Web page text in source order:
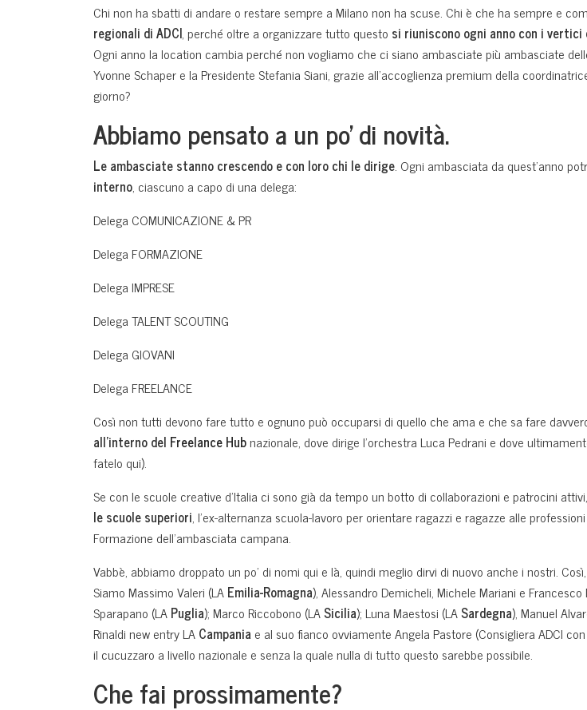
Chi non ha sbatti di andare o restare sempre a Milano non ha scuse. Chi è che ha sempre e
regionali di ADCI, perché oltre a organizzare tutto questo si riuniscono ogni anno con i
Ogni anno la location cambia perché non vogliamo che ci siano ambasciate più ambasciate
Yvonne Schaper e la Presidente Stefania Siani, grazie all’accoglienza premium della
giorno?
Abbiamo pensato a un po’ di novità.
Le ambasciate stanno crescendo e con loro chi le dirige. Ogni ambasciata da quest’anno
interno, ciascuno a capo di una delega:
Delega COMUNICAZIONE & PR
Delega FORMAZIONE
Delega IMPRESE
Delega TALENT SCOUTING
Delega GIOVANI
Delega FREELANCE
Così non tutti devono fare tutto e ognuno può occuparsi di quello che ama e che sa fare
all’interno del Freelance Hubnazionale, dove dirige l’orchestra Luca Pedrani e dove
fatelo qui).
Se con le scuole creative d’Italia ci sono già da tempo un botto di collaborazioni e patrocini
le scuole superiori, l’ex-alternanza scuola-lavoro per orientare ragazzi e ragazze alle
Formazione dell’ambasciata campana.
Vabbè, abbiamo droppato un po’ di nomi qui e là, quindi meglio dirvi di nuovo anche i nostri.
Siamo Massimo Valeri (LAEmilia-Romagna), Alessandro Demicheli, Michele Mariani e Francesco
Sparapano (LAPuglia); Marco Riccobono (LASicilia); Luna Maestosi (LASardegna), Manuel
Rinaldi new entry LACampania e al suo fianco ovviamente Angela Pastore (Consigliera ADCI
il cucuzzaro a livello nazionale e senza la quale nulla di tutto questo sarebbe possibile.
Che fai prossimamente?